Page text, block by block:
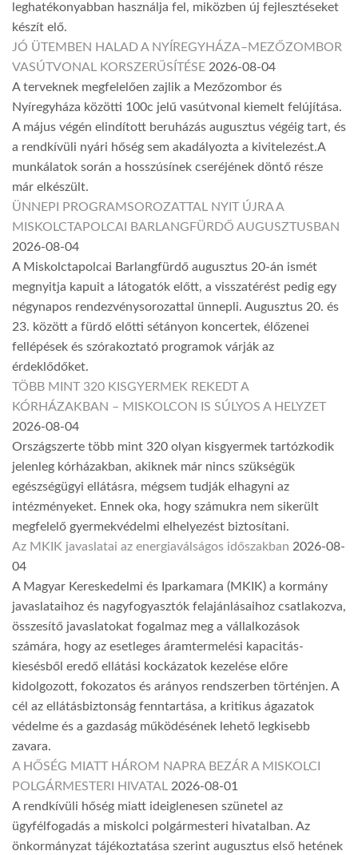
leghatékonyabban használja fel, miközben új fejlesztéseket
készít elő.
JÓ ÜTEMBEN HALAD A NYÍREGYHÁZA–MEZŐZOMBOR
VASÚTVONAL KORSZERŰSÍTÉSE 2026-08-04
A terveknek megfelelően zajlik a Mezőzombor és
Nyíregyháza közötti 100c jelű vasútvonal kiemelt felújítása.
A május végén elindított beruházás augusztus végéig tart, és
a rendkívüli nyári hőség sem akadályozta a kivitelezést.A
munkálatok során a hosszúsínek cseréjének döntő része
már elkészült.
ÜNNEPI PROGRAMSOROZATTAL NYIT ÚJRA A
MISKOLCTAPOLCAI BARLANGFÜRDŐ AUGUSZTUSBAN
2026-08-04
A Miskolctapolcai Barlangfürdő augusztus 20-án ismét
megnyitja kapuit a látogatók előtt, a visszatérést pedig egy
négynapos rendezvénysorozattal ünnepli. Augusztus 20. és
23. között a fürdő előtti sétányon koncertek, élőzenei
fellépések és szórakoztató programok várják az
érdeklődőket.
TÖBB MINT 320 KISGYERMEK REKEDT A
KÓRHÁZAKBAN – MISKOLCON IS SÚLYOS A HELYZET
2026-08-04
Országszerte több mint 320 olyan kisgyermek tartózkodik
jelenleg kórházakban, akiknek már nincs szükségük
egészségügyi ellátásra, mégsem tudják elhagyni az
intézményeket. Ennek oka, hogy számukra nem sikerült
megfelelő gyermekvédelmi elhelyezést biztosítani.
Az MKIK javaslatai az energiaválságos időszakban 2026-08-
04
A Magyar Kereskedelmi és Iparkamara (MKIK) a kormány
javaslataihoz és nagyfogyasztók felajánlásaihoz csatlakozva,
összesítő javaslatokat fogalmaz meg a vállalkozások
számára, hogy az esetleges áramtermelési kapacitás-
kiesésből eredő ellátási kockázatok kezelése előre
kidolgozott, fokozatos és arányos rendszerben történjen. A
cél az ellátásbiztonság fenntartása, a kritikus ágazatok
védelme és a gazdaság működésének lehető legkisebb
zavara.
A HŐSÉG MIATT HÁROM NAPRA BEZÁR A MISKOLCI
POLGÁRMESTERI HIVATAL 2026-08-01
A rendkívüli hőség miatt ideiglenesen szünetel az
ügyfélfogadás a miskolci polgármesteri hivatalban. Az
önkormányzat tájékoztatása szerint augusztus első hetének